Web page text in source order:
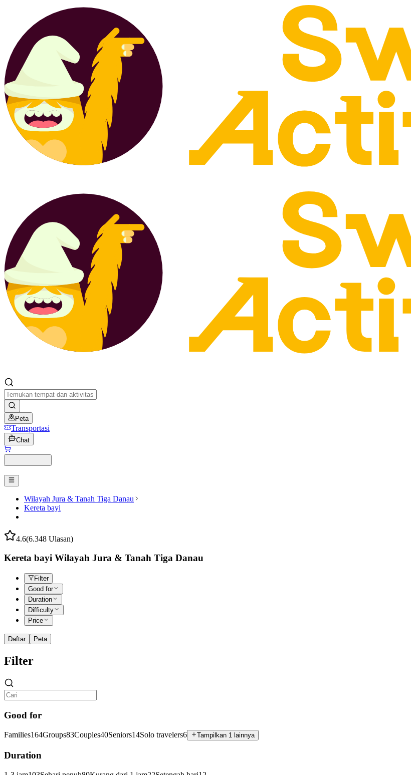
Peta
Transportasi
Chat
Wilayah Jura & Tanah Tiga Danau
Kereta bayi
4.6(6.348 Ulasan)
Kereta bayi Wilayah Jura & Tanah Tiga Danau
Filter
Good for
Duration
Difficulty
Price
Daftar Peta
Filter
Good for
Families164Groups83Couples40Seniors14Solo travelers6 Tampilkan 1 lainnya
Duration